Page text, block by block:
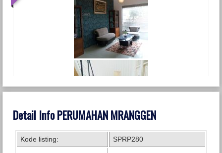
Detail Info PERUMAHAN MRANGGEN
Kode listing: SPRP280